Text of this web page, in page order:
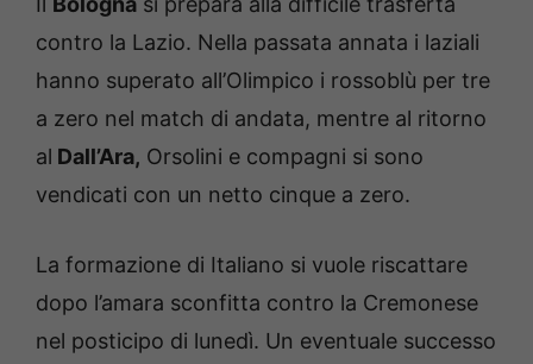
contro la Lazio. Nella passata annata i laziali
hanno superato all’Olimpico i rossoblù per tre
a zero nel match di andata, mentre al ritorno
al Dall’Ara, Orsolini e compagni si sono
vendicati con un netto cinque a zero.
La formazione di Italiano si vuole riscattare
dopo l’amara sconfitta contro la Cremonese
nel posticipo di lunedì. Un eventuale successo